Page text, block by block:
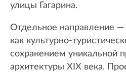
улицы Гагарина.
Отдельное направление —
как культурно-
сохранением уникальной
архитектуры XIX века.